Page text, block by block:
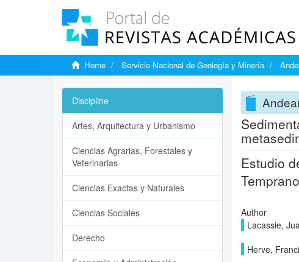
Home Servicio Nacional de Geología y Minería
Estudio
Author
Lacassie,
Herve,
Discipline
Artes, Arquitectura y Urbanismo
Ciencias Agrarias, Forestales y
Veterinarias
Ciencias Exactas y Naturales
Ciencias Sociales
Derecho